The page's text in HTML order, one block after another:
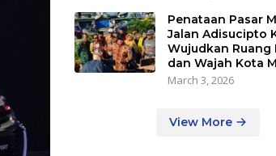
Penataan Pasar
Jalan Adisucipto
Wujudkan Ruang
dan Wajah Kota
March 3, 2026
View More